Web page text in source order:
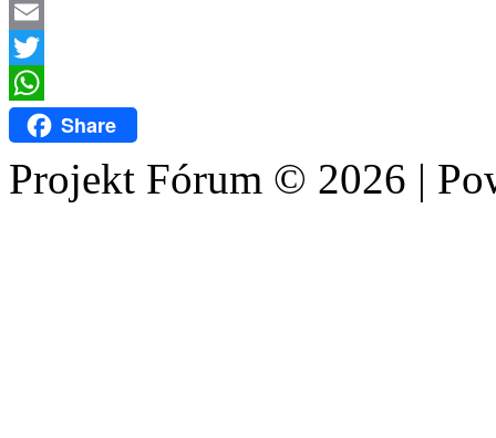
LinkedIn
Email
Twitter
WhatsAppShare
Projekt Fórum © 2026 |